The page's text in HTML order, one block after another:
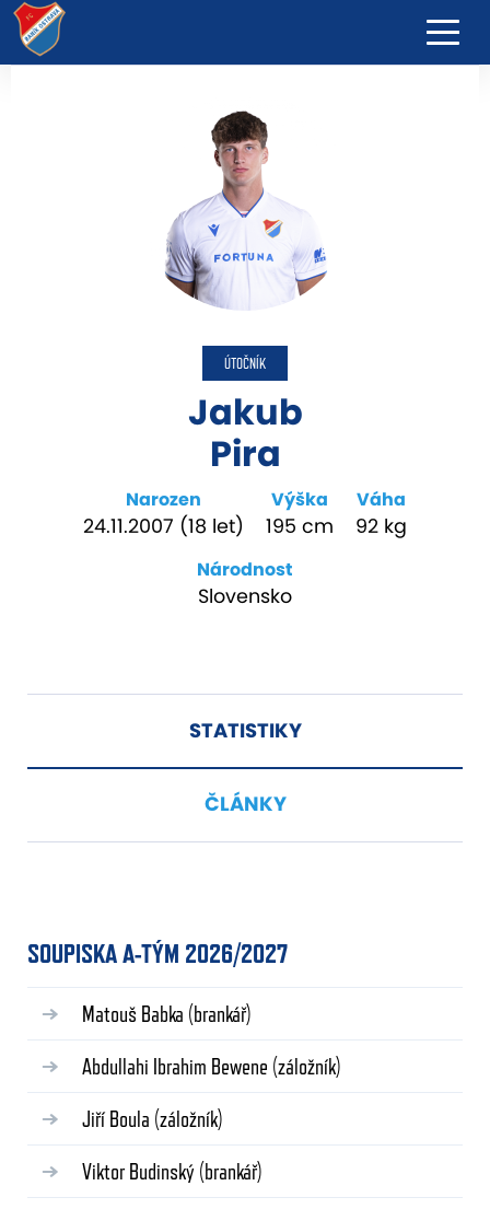
ÚTOČNÍK
Jakub
Pira
Narozen
24.11.2007 (18 let)
Výška
195 cm
Váha
92 kg
Národnost
Slovensko
STATISTIKY
ČLÁNKY
SOUPISKA A-TÝM 2026/2027
Matouš Babka (brankář)
Abdullahi Ibrahim Bewene (záložník)
Jiří Boula (záložník)
Viktor Budinský (brankář)